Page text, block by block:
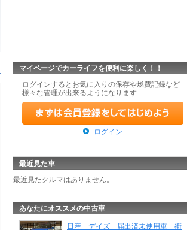
マイページでカーライフを便利に楽しく！！
ログインするとお気に入りの保存や燃費記録など
様々な管理が出来るようになります
ログイン
最近見た車
最近見たクルマはありません。
あなたにオススメの中古車
日産 デイズ 届出済未使用車 衝